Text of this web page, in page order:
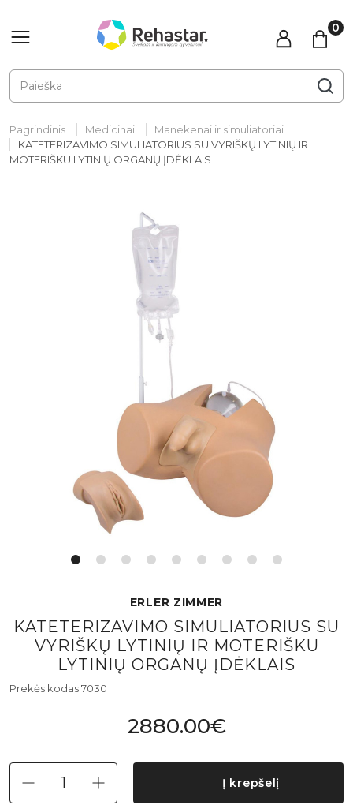
Pagrindinis Medicinai
Manekenai ir simuliatoriai
KATETERIZAVIMO SIMULIATORIUS SU VYRIŠKŲ LYTINIŲ IR
MOTERIŠKU LYTINIŲ ORGANŲ ĮDĖKLAIS
ERLER ZIMMER
KATETERIZAVIMO SIMULIATORIUS SU
VYRIŠKŲ LYTINIŲ IR MOTERIŠKU
LYTINIŲ ORGANŲ ĮDĖKLAIS
Prekės kodas 7030
2880.00€
Į krepšelį